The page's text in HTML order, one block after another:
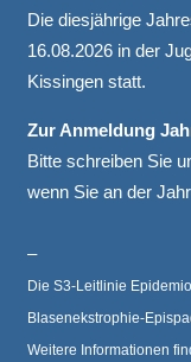
Die diesjährige
16.08.2026 in der
Kissingen statt.
Zur Anmeldung
Bitte schreiben Sie
wenn Sie an der
–
Die S3-Leitlinie
Blasenekstrophie-
Weitere Informationen